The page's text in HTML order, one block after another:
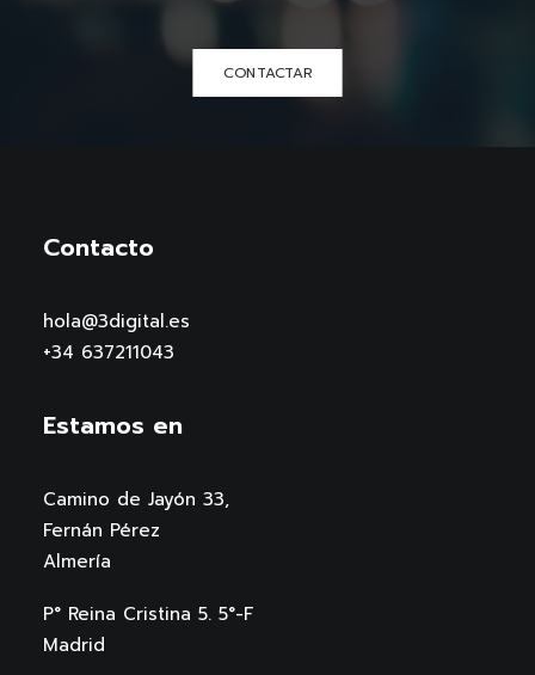
CONTACTAR
Contacto
hola@3digital.es
+34 637211043
Estamos en
Camino de Jayón 33,
Fernán Pérez
Almería
P° Reina Cristina 5. 5°-F
Madrid